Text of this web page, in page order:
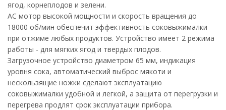
ягод, корнеплодов и зелени.
AC мотор высокой мощности и скорость вращения до
18000 об/мин обеспечит эффективность соковыжималки
при отжиме любых продуктов. Устройство имеет 2 режима
работы - для мягких ягод и твердых плодов.
Загрузочное устройство диаметром 65 мм, индикация
уровня сока, автоматический выброс мякоти и
нескользящие ножки сделают эксплуатацию
соковыжималки удобной и легкой, а защита от перегрузки и
перегрева продлят срок эксплуатации прибора.